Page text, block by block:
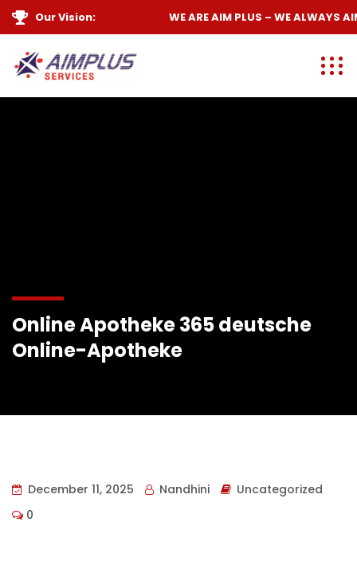
Our Vision: WE AREAIM PLUS– WE ALWAYSAIM
Online Apotheke 365 deutsche
Online-Apotheke
December 11, 2025 Nandhini
Uncategorized
0